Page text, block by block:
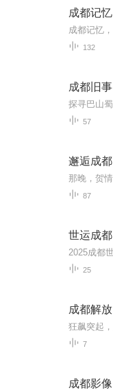
成都记忆
132
成都旧事
57
邂逅成都
87
世运成都
25
成都解放
7
成都影像